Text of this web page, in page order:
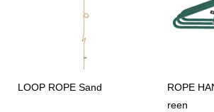
LOOP ROPE Sand
ROPE
reen